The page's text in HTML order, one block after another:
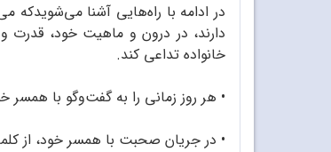
در ادامه با راه‌هایی آشنا می‌شویدکه
دارند، در درون و ماهیت خود، قدرت
خانواده تداعی کند.
• هر روز زمانی را به گفت‌وگو با
• در جریان صحبت با همسر خود، از